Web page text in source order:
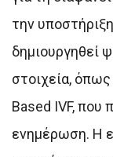
την
δημιουργηθεί
στοιχεία,
Based IVF, που
ενημέρωση. Η